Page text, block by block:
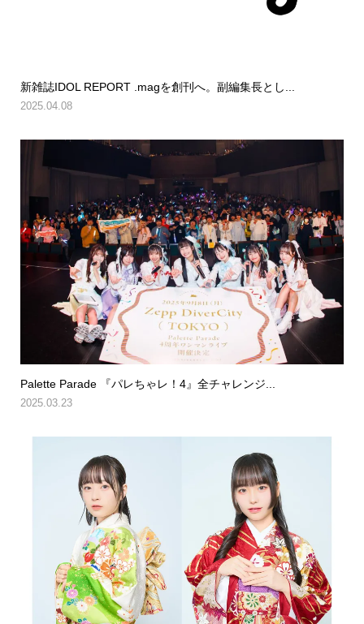
新雑誌IDOL REPORT .magを創刊へ。副編集長とし...
2025.04.08
Palette Parade 『パレちゃレ！4』全チャレンジ...
2025.03.23